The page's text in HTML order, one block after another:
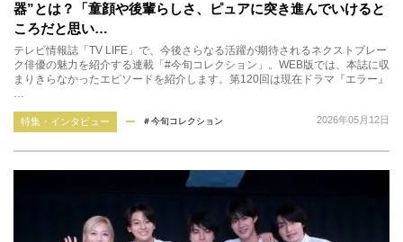
器”とは？「童顔や後輩らしさ、ピュアに突き進んでいけると
ころだと思い…
テレビ情報誌「TV LIFE」で、今後さらなる活躍が期待されるネクストブレー
ク俳優の魅力を紹介する連載「#今旬コレクション」。WEB版では、本誌に収
まりきらなかったエピソードを紹介します。第120回は現在ドラマ『エラー』
…
2026年05月12日
特集・インタビュー ＃今旬コレクション